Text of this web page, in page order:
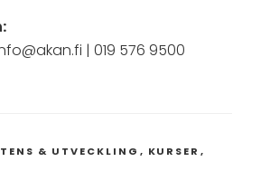
| 019 576 9500
& UTVECKLING , KURSER ,